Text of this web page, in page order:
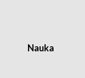
Nauka